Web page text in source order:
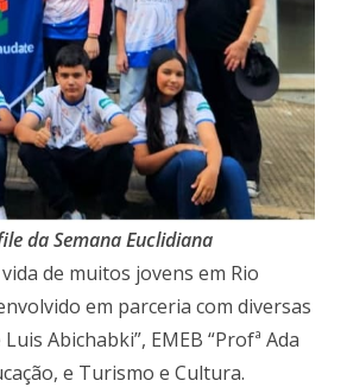
da Semana Euclidiana
de muitos jovens em Rio
em parceria com diversas
Abichabki”, EMEB “Profª Ada
e Turismo e Cultura.